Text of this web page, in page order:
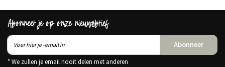
Abonneer je op onze nieuwsbrief
Abonneer
* We zullen je email nooit delen met anderen